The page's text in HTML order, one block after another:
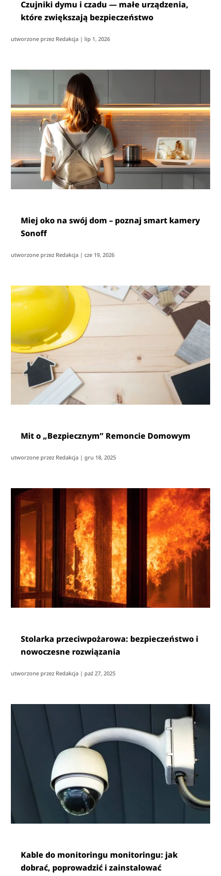
Czujniki dymu i czadu — małe urządzenia,
które zwiększają bezpieczeństwo
utworzone przez Redakcja | lip 1, 2026
Miej oko na swój dom – poznaj smart kamery
Sonoff
utworzone przez Redakcja |cze 19, 2026
Mit o „Bezpiecznym” Remoncie Domowym
utworzone przez Redakcja |gru 18, 2025
Stolarka przeciwpożarowa: bezpieczeństwo i
nowoczesne rozwiązania
utworzone przez Redakcja | paź 27, 2025
Kable do monitoringu monitoringu: jak
dobrać, poprowadzić i zainstalować